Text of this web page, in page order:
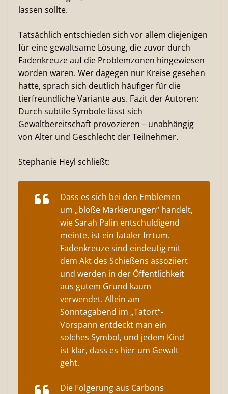
lassen sollte.
Tatsächlich entschieden sich vor allem diejenigen
für eine gewaltsame Lösung, die zuvor durch
Fadenkreuze auf die Problemzonen hingewiesen
worden waren. Wer dagegen nur Kreise gesehen
hatte, sprach sich deutlich häufiger für die
tierfreundliche Variante aus. Fazit der Autoren:
Durch subtile Symbole lässt sich
Gewaltbereitschaft provozieren – unabhängig
von Alter und Geschlecht der Teilnehmer.
Stephanie Heyl schließt:
Dass es sich bei den Emblemen
um „bloße Markierungen“ handelt,
wie Sarah Palin entschuldigend
meinte, ist ein fataler Irrtum.
Fadenkreuze sind eindeutig mit
dem Akt des Schießens assoziiert
und werden in der Öffentlichkeit
aus gutem Grund kaum
verwendet. Allein am
Sonntagabend im „Tatort“-
Vorspann entdeckt man ein
solches Symbol, und jedem Kind
ist klar, dass es hier um Gewalt
geht.
Die Folgerung aus Carbons